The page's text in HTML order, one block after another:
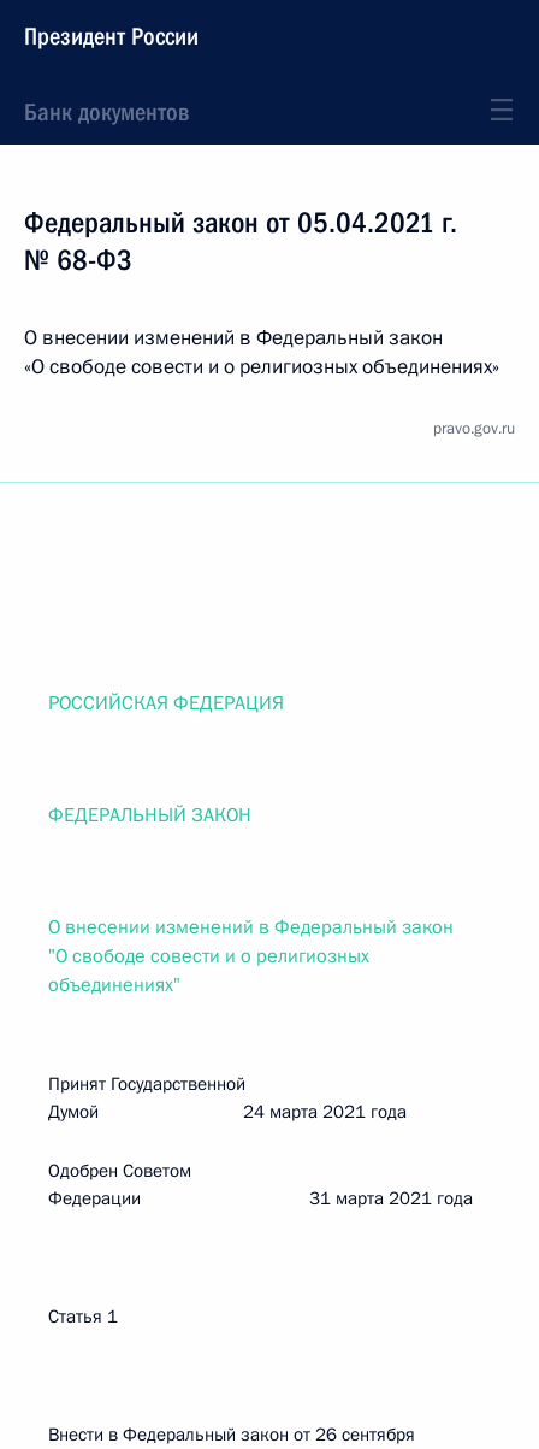
Президент России
Банк документов
Федеральный закон от 05.04.2021 г.
№ 68-ФЗ
О внесении изменений в Федеральный закон
«О свободе совести и о религиозных объединениях»
pravo.gov.ru
РОССИЙСКАЯ ФЕДЕРАЦИЯ
ФЕДЕРАЛЬНЫЙ ЗАКОН
О внесении изменений в Федеральный закон
"О свободе совести и о религиозных
объединениях"
Принят Государственной
Думой 24 марта 2021 года
Одобрен Советом
Федерации 31 марта 2021 года
Статья 1
Внести в Федеральный закон от 26 сентября